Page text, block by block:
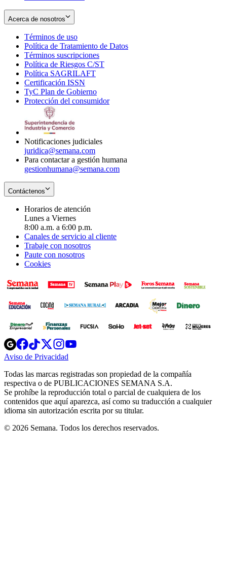
Acerca de nosotros
Términos de uso
in
new
window
Política de Tratamiento de Datos
Términos suscripciones
in
Política de Riesgos C/ST
Política SAGRILAFT
new
window
Certificación ISSN
in
new
TyC Plan de Gobierno
in
Protección del consumidorOpens
Notificaciones judiciales
juridica@semana.com
Para contactar a gestión humana
gestionhumana@semana.com
Contáctenos
Horarios de atención
Lunes a Viernes
8:00 a.m. a 6:00 p.m.
Canales de servicio al cliente
Trabaje con nosotros
Paute con nosotros
Cookies
Opens
in
new
Opens
in
new
Opens
in
new
window
Opens
new
windowwindow
Aviso de Privacidad
new
window
Todas las marcas registradas son propiedad de la compañía
respectiva o de PUBLICACIONES SEMANA S.A.
Se prohíbe la reproducción total o parcial de cualquiera de los
contenidos que aquí aparezca, así como su traducción a cualquier
idioma sin autorización escrita por su titular.
© 2026 Semana. Todos los derechos reservados.